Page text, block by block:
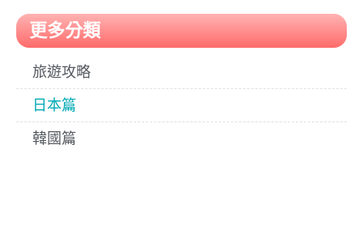
更多分類
旅遊攻略
日本篇
韓國篇